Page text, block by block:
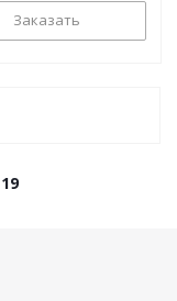
Заказать
19